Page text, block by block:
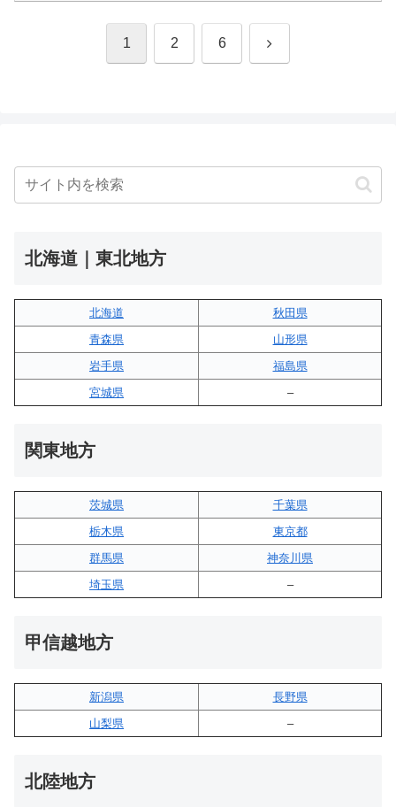
1 2 6 次
北海道｜東北地方
北海道
秋田県
青森県
山形県
岩手県
福島県
宮城県
–
関東地方
茨城県
千葉県
栃木県
東京都
群馬県
神奈川県
埼玉県
–
甲信越地方
新潟県
長野県
山梨県
–
北陸地方